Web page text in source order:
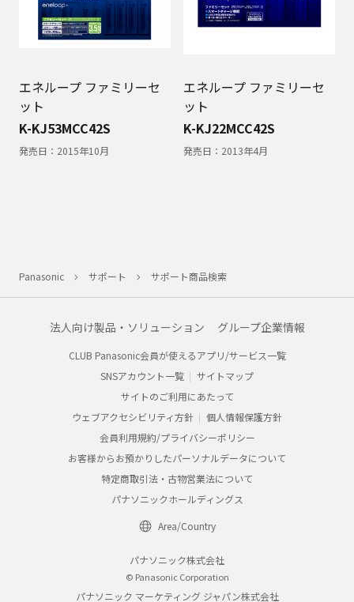
エネループ ファミリーセ
ット
K-KJ53MCC42S
発売日： 2015年10月
エネループ ファミリーセ
ット
K-KJ22MCC42S
発売日： 2013年4月
Panasonic サポート サポート商品検索
法人向け製品・ソリューション グループ企業情報
CLUB Panasonic会員が使えるアプリ/サービス一覧
SNSアカウント一覧
サイトマップ
サイトのご利用にあたって
ウェブアクセシビリティ方針
個人情報保護方針
会員利用規約/プライバシーポリシー
お客様からお預かりしたパーソナルデータについて
特定商取引法・古物営業法について
パナソニックホールディングス
Area/Country
パナソニック株式会社
© Panasonic Corporation
パナソニック マーケティング ジャパン株式会社